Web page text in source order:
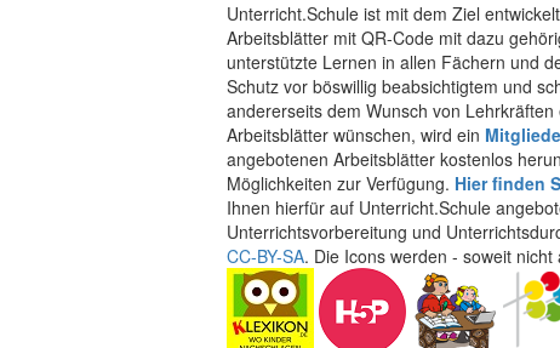
Unterricht.Schule ist mit dem Ziel
Arbeitsblätter mit QR-Code mit dazu
unterstützte Lernen in allen Fächern und
Schutz vor böswillig beabsichtigtem und
andererseits dem Wunsch von
Arbeitsblätter wünschen, wird ein
angebotenen Arbeitsblätter kostenlos
Möglichkeiten zur Verfügung. Hier finden
Ihnen hierfür auf Unterricht.Schule
Unterrichtsvorbereitung und
CC-BY-SA. Die Icons werden - soweit